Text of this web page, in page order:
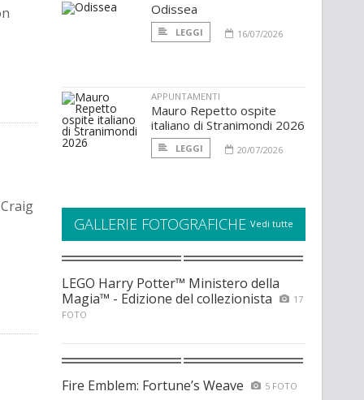
Odissea
LEGGI 16/07/2026
APPUNTAMENTI
Mauro Repetto ospite
italiano di Stranimondi 2026
LEGGI 20/07/2026
GALLERIE FOTOGRAFICHE Vedi tutte
LEGO Harry Potter™ Ministero della
Magia™ - Edizione del collezionista
17
FOTO
Fire Emblem: Fortune’s Weave 5 FOTO